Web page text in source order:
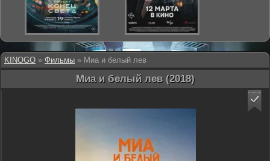
KINOGO » Фильмы » Миа и белый лев
Миа и белый лев (2018)